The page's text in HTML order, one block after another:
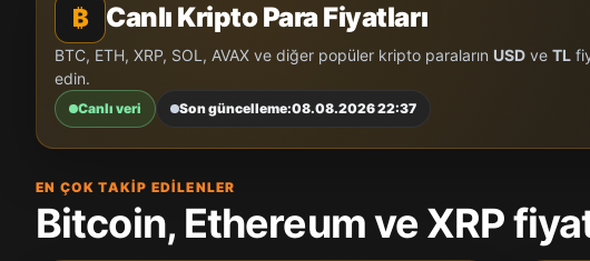
₿ Canlı Kripto Para Fiyatları
BTC, ETH, XRP, SOL, AVAX ve diğer popüler kripto paraların USD ve TL
edin.
Canlı veri Son güncelleme:08.08.2026 22:37
EN ÇOK TAKIP EDILENLER
Bitcoin, Ethereum ve XRP